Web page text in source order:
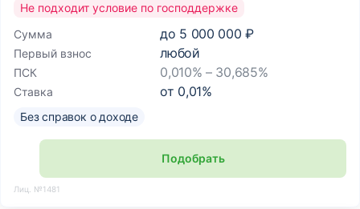
Сумма до 5 000 000 ₽
Первый взнос любой
ПСК 0,010% – 30,685%
Ставка от 0,01%
Не подходит условие по господдержке
Без справок о доходе
Подобрать
Лиц. №1481